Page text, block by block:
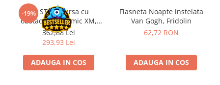
Puzzle 60 piese
Puzzle 4 in 1
Puzzle 40 piese
Puzzle 30 piese
Puzzle 120 piese
-19%Kit STEM Cursa cu
obstacole Dynamic XM,
Fischertechnik
362,88 Lei
293,93 Lei
ADAUGA IN COS
Flasneta Noapte instelata
Van Gogh, Fridolin
62,72 RON
ADAUGA IN COS